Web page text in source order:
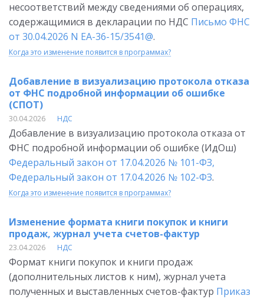
несоответствий между сведениями об операциях,
содержащимися в декларации по НДС Письмо ФНС
от 30.04.2026 N ЕА-36-15/3541@.
Когда это изменение появится в программах?
Добавление в визуализацию протокола отказа
от ФНС подробной информации об ошибке
(СПОТ)
30.04.2026 НДС
Добавление в визуализацию протокола отказа от
ФНС подробной информации об ошибке (ИдОш)
Федеральный закон от 17.04.2026 № 101-ФЗ,
Федеральный закон от 17.04.2026 № 102-ФЗ.
Когда это изменение появится в программах?
Изменение формата книги покупок и книги
продаж, журнал учета счетов-фактур
23.04.2026 НДС
Формат книги покупок и книги продаж
(дополнительных листов к ним), журнал учета
полученных и выставленных счетов-фактур Приказ